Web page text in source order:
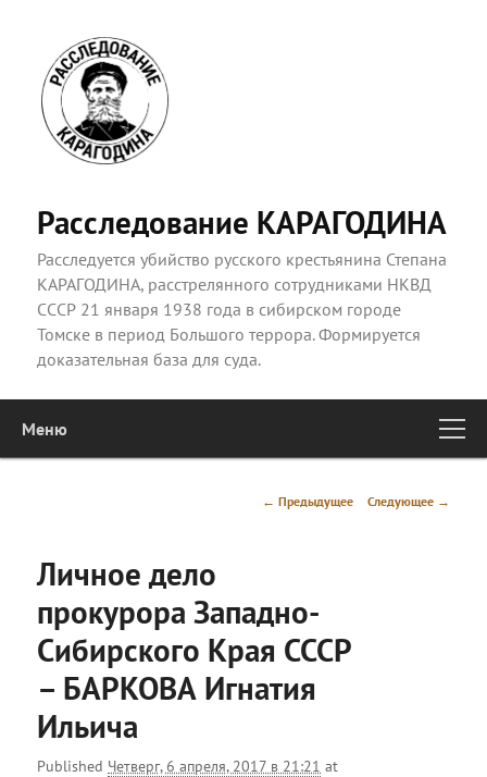
Расследование КАРАГОДИНА
Расследуется убийство русского крестьянина Степана
КАРАГОДИНА, расстрелянного сотрудниками НКВД
СССР 21 января 1938 года в сибирском городе
Томске в период Большого террора. Формируется
доказательная база для суда.
Меню
Навигация
← Предыдущее Следующее →
Личное дело
прокурора Западно-
Сибирского Края СССР
– БАРКОВА Игнатия
Ильича
Published Четверг, 6 апреля, 2017 в 21:21 at